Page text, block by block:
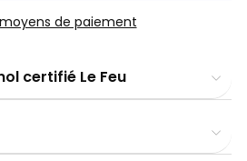
de paiement
certifié Le Feu